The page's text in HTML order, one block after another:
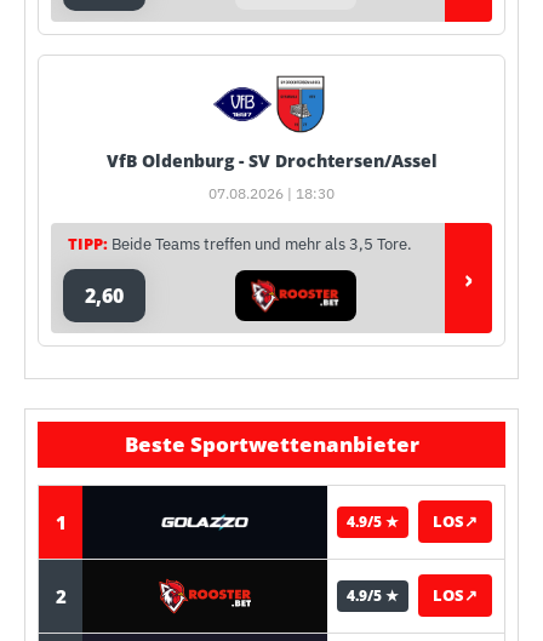
VfB Oldenburg - SV Drochtersen/Assel
07.08.2026 | 18:30
TIPP: Beide Teams treffen und mehr als 3,5 Tore.
2,60 ›
Beste Sportwettenanbieter
1 4.9/5 ★ LOS↗
2 4.9/5 ★ LOS↗